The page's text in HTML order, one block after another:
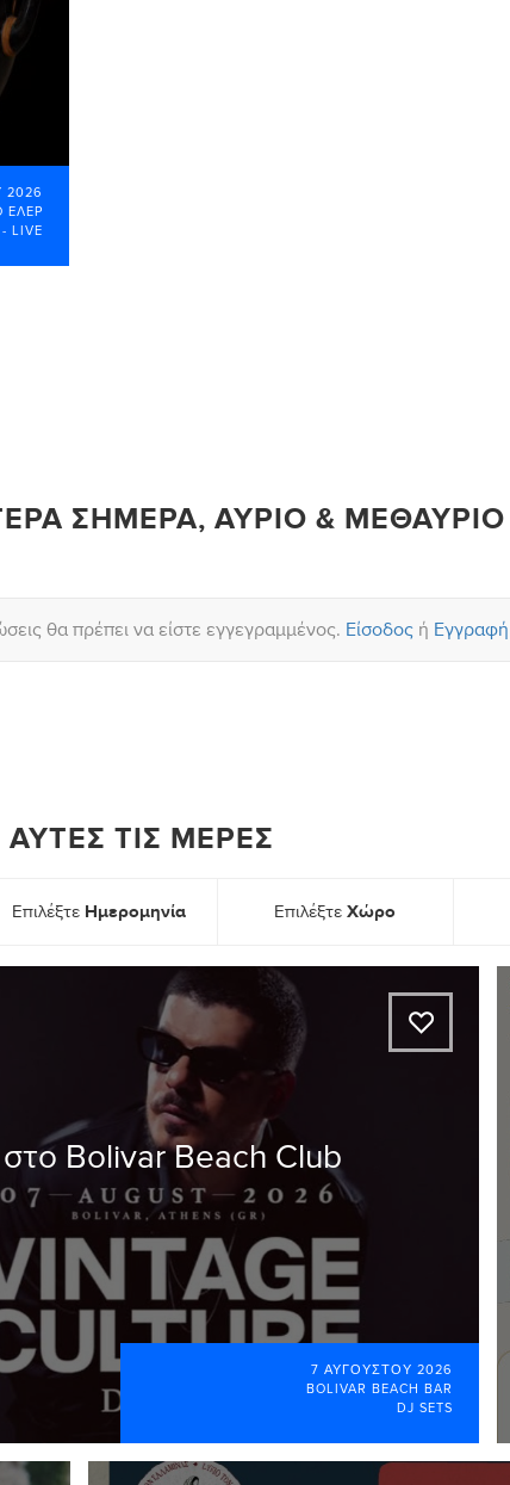
2026
ΕΛΕΡ
LIVE
ΣΉΜΕΡΑ, ΑΎΡΙΟ & ΜΕΘΑΎΡΙΟ
θα πρέπει να είστε εγγεγραμμένος. Είσοδος ή Εγγραφή
ΤΙΣ ΜΈΡΕΣ
Επιλέξτε Ημερομηνία ΕπιλέξτεΧώρο
A
Bolivar Beach Club
7 ΑΥΓΟΎΣΤΟΥ 2026
BOLIVAR BEACH BAR
DJ SETS